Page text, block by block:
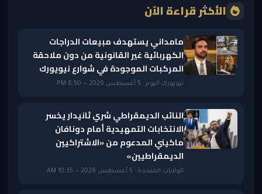
الأكثر قراءة الآن
مامداني يستهدف مبيعات الدراجات
الكهربائية غير القانونية من دون ملاحقة
المركبات الموجودة في شوارع نيويورك
نيويورك اليوم · 5 أغسطس 2026 — 6:50 PM
النائب الديمقراطي شري ثانيدار يخسر
الانتخابات التمهيدية أمام دونافان
ماكيني المدعوم من «الاشتراكيين
الديمقراطيين»
الولايات المتحدة · 5 أغسطس 2026 — 10:35 AM